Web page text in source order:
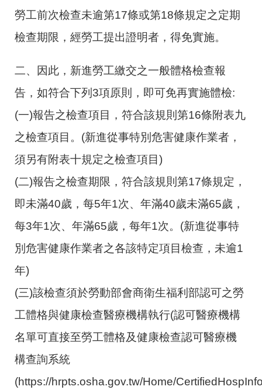
勞工前次檢查未逾第17條或第18條規定之定期
檢查期限，經勞工提出證明者，得免實施。
二、因此，新進勞工繳交之一般體格檢查報
告，如符合下列 3項原則，即可免再實施體檢:
(一)報告之檢查項目，符合該規則第16條附表九
之檢查項目。 (新進從事特別危害健康作業者，
須另有附表十規定之檢查項目 )
(二)報告之檢查期限，符合該規則第17條規定，
即未滿40歲，每5年1次、年滿40歲未滿65歲，
每3年1次、年滿65歲，每年1次。 (新進從事特
別危害健康作業者之各該特定項目檢查，未逾1
年)
(三)該檢查須於勞動部會商衛生福利部認可之勞
工體格與健康檢查醫療機構執行(認可醫療機構
名單可直接至勞工體格及健康檢查認可醫療機
構查詢系統
(https://hrpts.osha.gov.tw/Home/